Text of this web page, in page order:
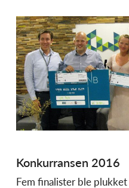
Konkurransen 2016
Fem finalister ble